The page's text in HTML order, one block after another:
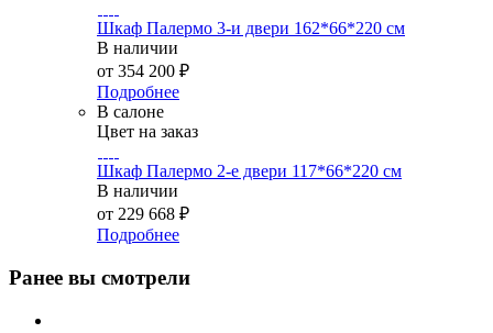
Шкаф Палермо 3-и двери 162*66*220 см
В наличии
от 354 200 ₽
Подробнее
В салоне
Цвет на заказ
Шкаф Палермо 2-е двери 117*66*220 см
В наличии
от 229 668 ₽
Подробнее
Ранее вы смотрели